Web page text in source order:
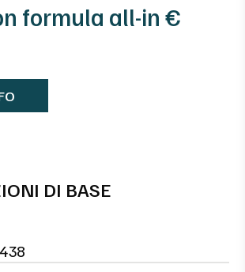
formula all-in €
DI BASE